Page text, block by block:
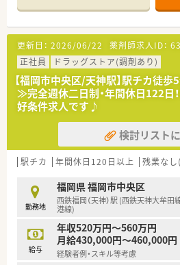
【店舗情報と応需状況について】
■福岡市営地下鉄七隈線の六本松
位置しており、マイカーでの通勤
す。
■内科全般をはじめ呼吸器科や皮
を幅広く応需しており、大学病院
す。
■1日あたり約70枚の処方箋を応需
療事務が協力し合いながら日々の
【募集背景と求める人物像について
■体制強化に向けた増員募集を行
軟に連携しながら業務に取り組め
験の長さや年齢を問わず前向きな
す。
■日々の業務の中で自ら主体的に
に知識や技術を磨く意欲のある薬
【法人特徴について】
■創業100年を超える非常に歴史の
更新日： 2026/06/22 薬剤師求人ID：
正社員
ドラッグストア(調剤あり)
【福岡市中央区/天神駅】駅チカ徒
≫完全週休二日制・年間休日122日
好条件求人です♪
検討リスト
駅チカ 年間休日120日以上 残業な
勤務地
福岡県 福岡市中央区
西鉄福岡（天神）駅 (西鉄天神大牟
港線)
給与
年収520万円～560万円
月給430,000円～460,000円
経験者例・スキル等考慮